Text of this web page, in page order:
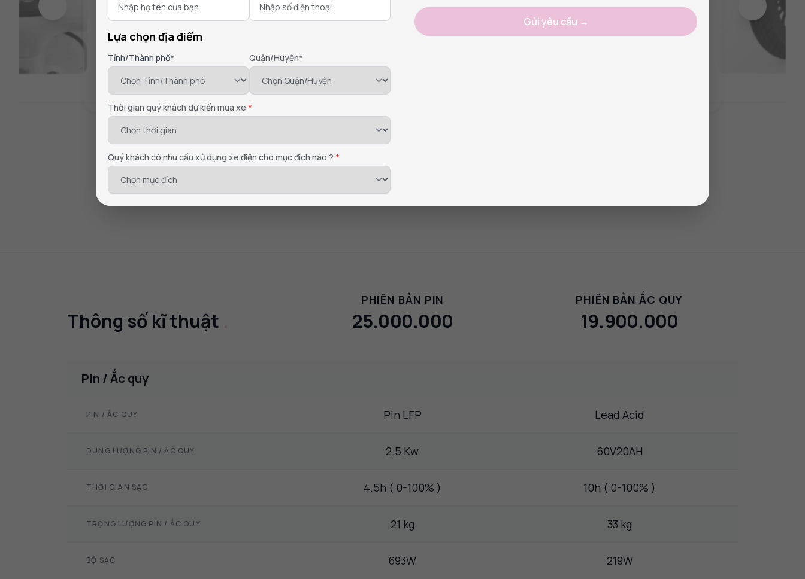
Vành xe nhôm nguyên khối
Thiết kế đúc nguyên khối mang đến sự chắc chắn và bền bỉ trên mọi nẻo đường.
Thông số kĩ thuật .
PHIÊN BẢN PIN
25.000.000
PHIÊN BẢN ẮC QUY
19.900.000
Pin / Ắc quy
PIN / ẮC QUY Pin LFP Lead Acid
DUNG LƯỢNG PIN / ẮC QUY 2.5 Kw 60V20AH
THỜI GIAN SẠC 4.5h ( 0-100% ) 10h ( 0-100% )
TRỌNG LƯỢNG PIN / ẮC QUY 21 kg 33 kg
BỘ SẠC 693W 219W
Lựa chọn địa điểm
Tỉnh/Thành phố* Quận/Huyện*
Thời gian quý khách dự kiến mua xe *
Quý khách có nhu cầu xử dụng xe điện cho mục đích nào ? *
Gửi yêu cầu →